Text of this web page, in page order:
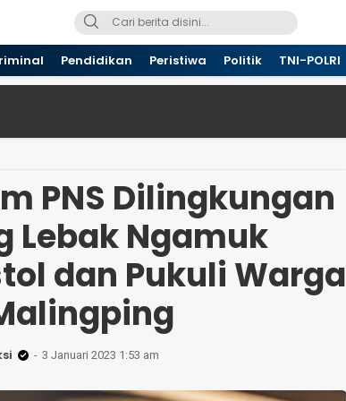
Pendidikan Peristiwa Politik TNI-POLRI
PNS Dilingkungan
Lebak Ngamuk
dan Pukuli Warga
3 Januari 2023 1:53 am